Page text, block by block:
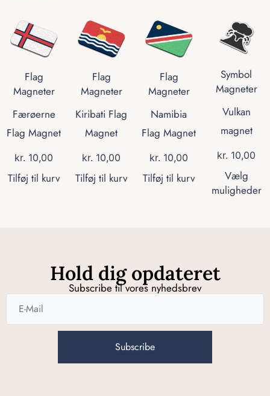
Flag
Magneter
Færøerne
Flag Magnet
kr. 10,00
Tilføj til kurv
Flag
Magneter
Kiribati Flag
Magnet
kr. 10,00
Tilføj til kurv
Flag
Magneter
Namibia
Flag Magnet
kr. 10,00
Tilføj til kurv
Symbol
Magneter
Vulkan
magnet
kr. 10,00
Vælg
muligheder
Hold dig opdateret
Subscribe til vores nyhedsbrev
Subscribe